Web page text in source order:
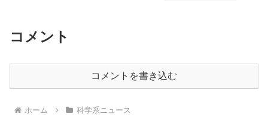
コメント
コメントを書き込む
ホーム 科学系ニュース